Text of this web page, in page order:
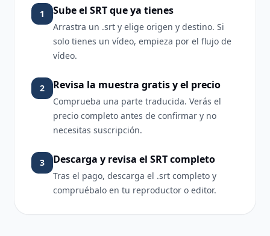
1 Sube el SRT que ya tienes
Arrastra un .srt y elige origen y destino. Si
solo tienes un vídeo, empieza por el flujo de
vídeo.
2 Revisa la muestra gratis y el precio
Comprueba una parte traducida. Verás el
precio completo antes de confirmar y no
necesitas suscripción.
3 Descarga y revisa el SRT completo
Tras el pago, descarga el .srt completo y
compruébalo en tu reproductor o editor.